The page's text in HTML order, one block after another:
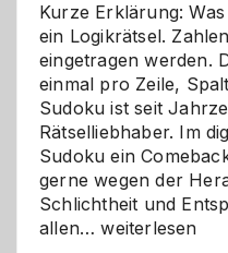
Kurze Erklärung:
ein Logikrätsel.
eingetragen werden.
einmal pro Zeile,
Sudoku ist seit
Rätselliebhaber. Im
Sudoku ein
gerne wegen der
Schlichtheit und
allen…Sudoku
weiterlesen